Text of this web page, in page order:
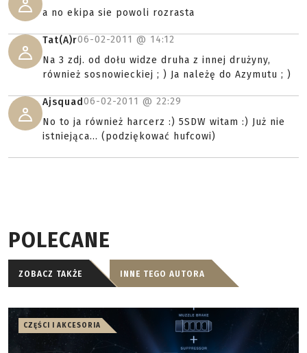
a no ekipa sie powoli rozrasta
Tat(A)r06-02-2011 @ 14:12
Na 3 zdj. od dołu widze druha z innej drużyny,
również sosnowieckiej ; ) Ja należę do Azymutu ; )
Ajsquad06-02-2011 @ 22:29
No to ja również harcerz :) 5SDW witam :) Już nie
istniejąca... (podziękować hufcowi)
POLECANE
ZOBACZ TAKŻE INNE TEGO AUTORA
CZĘŚCI I AKCESORIA